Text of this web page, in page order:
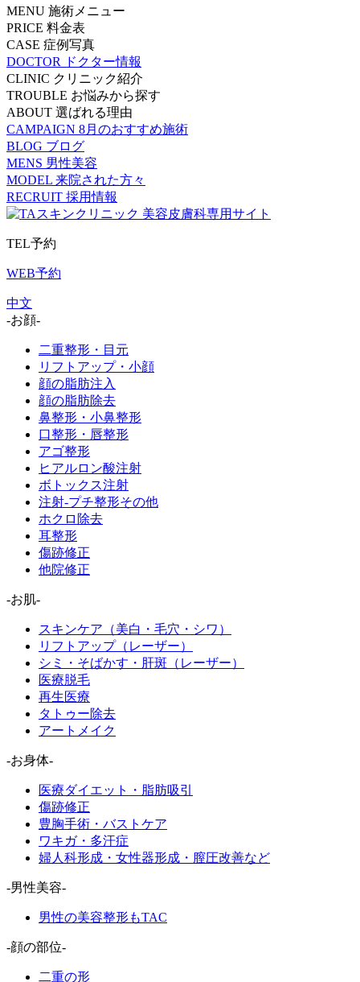
MENU 施術メニュー
PRICE 料金表
CASE 症例写真
DOCTOR
ドクター情報
CLINIC クリニック紹介
TROUBLE お悩みから探す
ABOUT 選ばれる理由
CAMPAIGN 8月のおすすめ施術
BLOG ブログ
MENS 男性美容
MODEL 来院された方々
RECRUIT 採用情報
TEL予約
WEB予約
中文
-お顔-
二重整形・目元
リフトアップ・小顔
顔の脂肪注入
顔の脂肪除去
鼻整形・小鼻整形
口整形・唇整形
アゴ整形
ヒアルロン酸注射
ボトックス注射
注射-プチ整形その他
ホクロ除去
耳整形
傷跡修正
他院修正
-お肌-
スキンケア（美白・毛穴・シワ）
リフトアップ（レーザー）
シミ・そばかす・肝斑（レーザー）
医療脱毛
再生医療
タトゥー除去
アートメイク
-お身体-
医療ダイエット・脂肪吸引
傷跡修正
豊胸手術・バストケア
ワキガ・多汗症
婦人科形成・女性器形成・膣圧改善など
-男性美容-
男性の美容整形もTAC
-顔の部位-
二重の形